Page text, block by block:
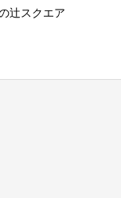
辻スクエア